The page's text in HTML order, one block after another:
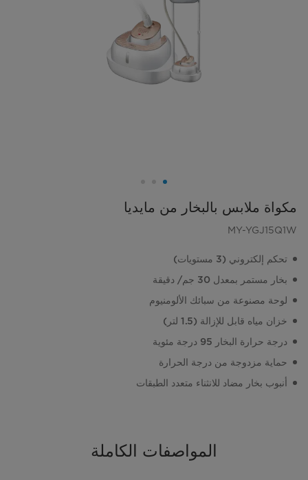
مكواة ملابس بالبخار من مايديا
MY-YGJ15Q1W
تحكم إلكتروني (3 مستويات)
بخار مستمر بمعدل 30 جم/ دقيقة
لوحة مصنوعة من سبائك الألومنيوم
خزان مياه قابل للإزالة (1.5 لتر)
درجة حرارة البخار 95 درجة مئوية
حماية مزدوجة من درجة الحرارة
أنبوب بخار مضاد للانثناء متعدد الطبقات
المواصفات الكاملة